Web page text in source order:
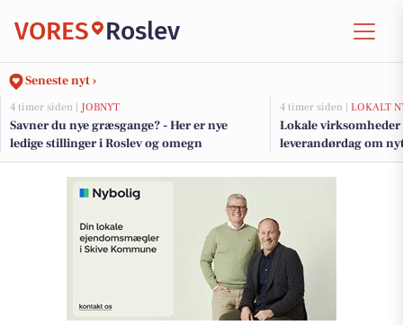
VORES Roslev
Seneste nyt ›
4 timer siden | JOBNYT
Savner du nye græsgange? - Her er nye
ledige stillinger i Roslev og omegn
4 timer siden | LOKALT
Lokale
leverandørdag om
GreenLab nord for